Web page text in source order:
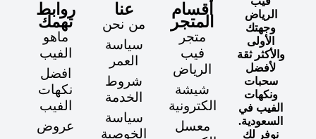
وجهتك
الأولى
والأكثر ثقة
لأفضل
سحبات
ونكهات
الفيب في
السعودية.
نوفر لك
أقسام
المتجر
متجر
فيب
الرياض
شيشة
الكترونية
معسل
عنا
من نحن
سياسة
العمر
شروط
الخدمة
سياسة
الخوصية
روابط
تهمك
ماهو
الفيب
افضل
نكهات
الفيب
عروض